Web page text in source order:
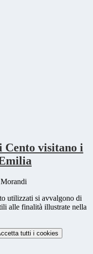
visitano i
utilizzati si avvalgono di
alle finalità illustrate nella
tutti i cookies